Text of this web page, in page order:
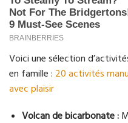
Voici une sélection
en famille : 20 activités
avec plaisir
Volcan de bicarbonate :